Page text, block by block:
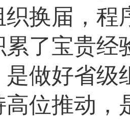
织换届，程
累了宝贵经
是做好省级
高位推动，